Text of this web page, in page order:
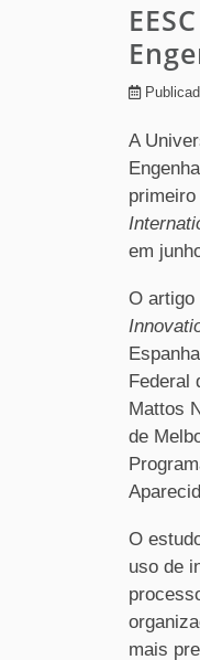
A
em
O artigo
Federal
Mattos
de
O
uso de
mais